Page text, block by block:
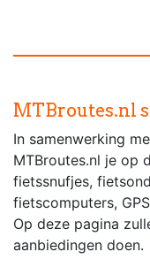
MTBroutes.nl
In samenwerking
MTBroutes.nl je op
fietssnufjes,
fietscomputers,
Op deze pagina
aanbiedingen doen.